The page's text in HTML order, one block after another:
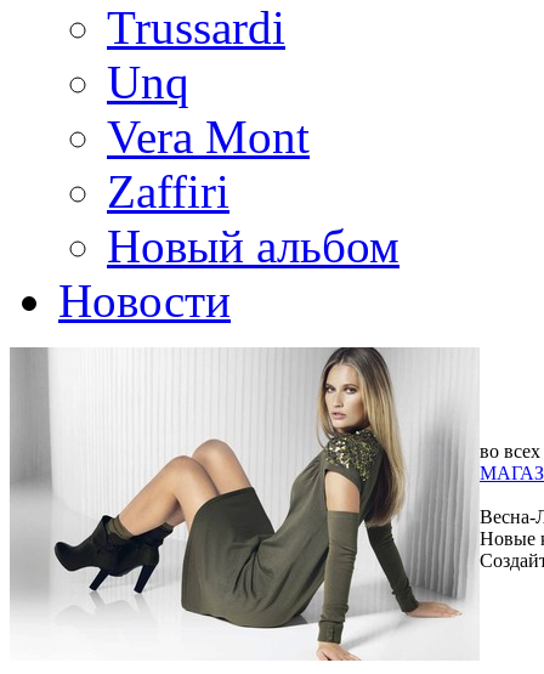
Trussardi
Unq
Vera Mont
Zaffiri
Новый альбом
Новости
во всех
Весна-
Новые